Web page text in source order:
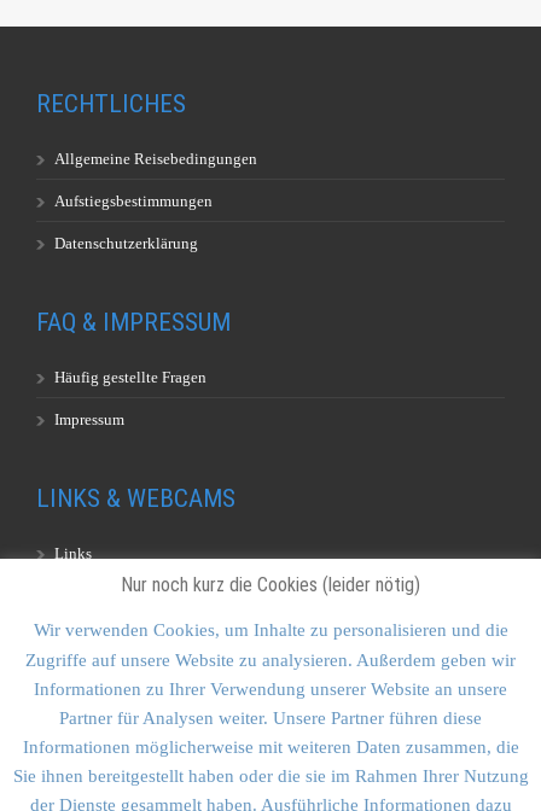
RECHTLICHES
Allgemeine Reisebedingungen
Aufstiegsbestimmungen
Datenschutzerklärung
FAQ & IMPRESSUM
Häufig gestellte Fragen
Impressum
LINKS & WEBCAMS
Links
KONTAKT & SITEMAP
Kontakt
Sitemap
Nur noch kurz die Cookies (leider nötig)
Wir verwenden Cookies, um Inhalte zu personalisieren und die
Zugriffe auf unsere Website zu analysieren. Außerdem geben wir
Informationen zu Ihrer Verwendung unserer Website an unsere
Partner für Analysen weiter. Unsere Partner führen diese
Informationen möglicherweise mit weiteren Daten zusammen, die
Sie ihnen bereitgestellt haben oder die sie im Rahmen Ihrer Nutzung
der Dienste gesammelt haben. Ausführliche Informationen dazu